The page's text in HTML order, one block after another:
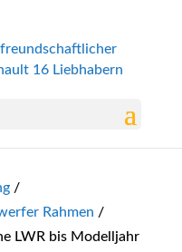
/
Rahmen /
LWR bis Modelljahr